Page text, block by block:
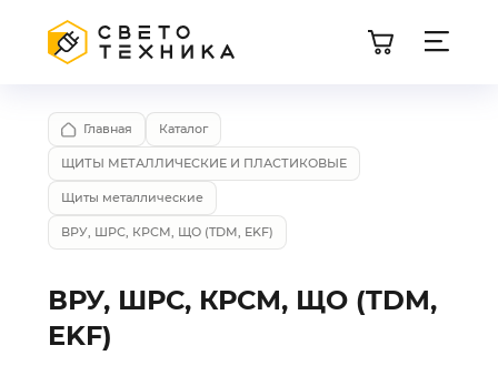
Главная Каталог
ЩИТЫ МЕТАЛЛИЧЕСКИЕ И ПЛАСТИКОВЫЕ
Щиты металлические
ВРУ, ШРС, КРСМ, ЩО (TDM, EKF)
ВРУ, ШРС, КРСМ, ЩО (TDM,
EKF)